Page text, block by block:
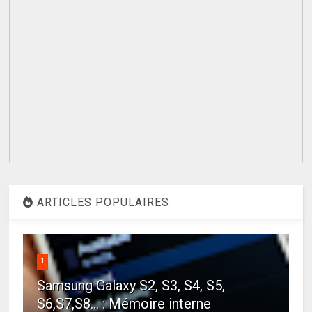
ARTICLES POPULAIRES
1
Samsung Galaxy S2, S3, S4, S5,
S6,S7,S8... : Mémoire interne